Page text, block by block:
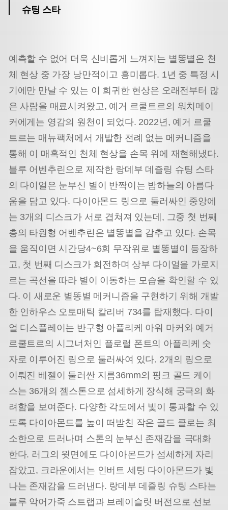
슈팅 스타
예측할 수 없어 더욱 신비롭게 느껴지는 별똥별은 천
체 현상 중 가장 낭만적이고 흥미롭다. 1년 중 특정 시
기에만 만날 수 있는 이 희귀한 현상은 오래전부터 많
은 사람을 매료시켜왔고, 예거 르쿨트르의 워치메이
커에게는 영감의 원천이 되었다. 2022년, 예거 르쿨
트르는 매뉴팩처에서 개발한 전례 없는 메커니즘을
통해 이 매 혹적인 천체 현상을 손목 위에 재현해냈다.
블루 어벤추린으로 제작한 랑데부 데즐링 슈팅 스타
의 다이얼은 눈부신 별이 반짝이는 밤하늘의 아름다
움을 담고 있다. 다이아몬드 링으로 둘러싸인 중앙에
는 3개의 디스크가 서로 겹쳐져 있는데, 그중 첫 번째
층의 타원형 어벤추린은 별똥별을 감추고 있다. 손목
을 움직이면 시간당4~6회 무작위로 별똥별이 등장하
고, 첫 번째 디스크가 회전하며 상부 다이얼을 가로지
르는 곡선을 따라 별이 이동하는 모습을 확인할 수 있
다. 이 새로운 별똥별 메커니즘을 구현하기 위해 개발
한 인하우스 오토매틱 칼리버 734를 탑재했다. 다이
얼 디스플레이는 반구형 아플리케 아워 마커와 예거
르쿨트르의 시그너처인 플로럴 폰트의 아플리케 숫
자로 이루어진 링으로 둘러싸여 있다. 2개의 링으로
이뤄진 베젤이 둘러싼 지름36mm의 핑크 골드 케이
스는 36개의 젬스톤으로 섬세하게 장식해 궁극의 화
려함을 보여준다. 다양한 각도에서 빛이 통과할 수 있
도록 다이아몬드를 높이 떠받친 작은 골드 클로는 최
소한으로 드러나며 스톤의 눈부신 존재감을 극대화
한다. 러그의 윗면에도 다이아몬드가 섬세하게 자리
잡았고, 크라운에서는 인버트 세팅 다이아몬드가 빛
나는 존재감을 드러낸다. 랑데부 데즐링 슈팅 스타는
블루 악어가죽 스트랩과 브레이슬릿 버전으로 선보